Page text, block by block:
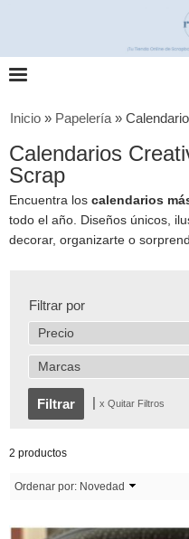
Inicio » Papelería»
Calendarios
Scrap
Encuentra los calendarios
todo el año. Diseños únicos,
decorar, organizarte o
Filtrar por
Precio
Marcas
| x Quitar Filtros
2 productos
Ordenar por: Novedad